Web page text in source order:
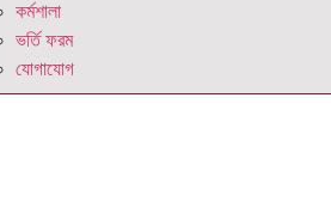
কর্মশালা
ভর্তি ফরম
যোগাযোগ